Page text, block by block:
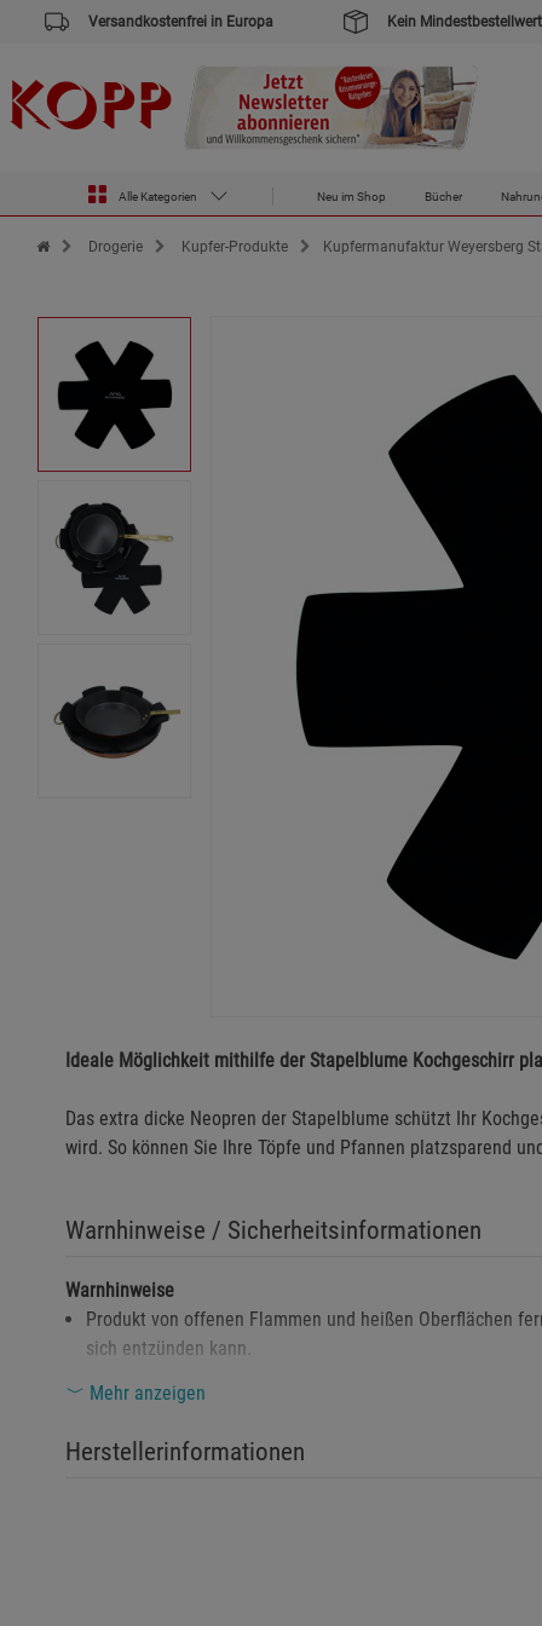
Versandkostenfrei in Europa Kein Mindestbestellwert
Alle Kategorien Neu im Shop Bücher
Zur Startseite des Kopp Verlag Online-Shop
Drogerie Kupfer-Produkte Kupfermanufaktur Weyersberg
Ideale Möglichkeit mithilfe der Stapelblume Kochgeschirr
Das extra dicke Neopren der Stapelblume schützt Ihr
wird. So können Sie Ihre Töpfe und Pfannen platzsparend
Warnhinweise / Sicherheitsinformationen
Warnhinweise
Produkt von offenen Flammen und heißen Oberflächen
sich entzünden kann.
Bei Beschädigungen oder Rissen im Material sollte das
Kontakt mit scharfen Gegenständen vermeiden, da das
Vor der ersten Verwendung mit einem feuchten Tuch
Mehr anzeigen
Herstellerinformationen